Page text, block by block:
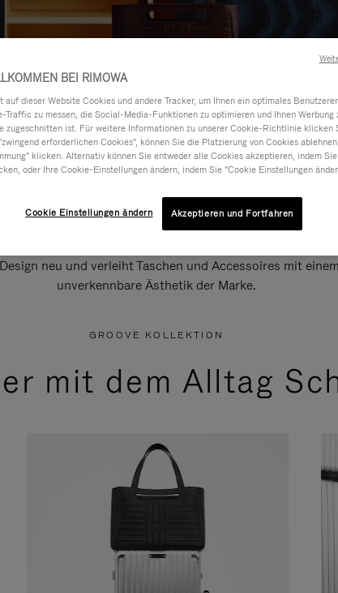
neu und verleiht Taschen und Accessoires mit
unverkennbare Ästhetik der Marke.
GROOVE KOLLEKTION
mit dem Alltag
BEI RIMOWA
auf dieser Website Cookies und andere Tracker, um Ihnen ein optimales
Traffic zu messen, die Social-Media-Funktionen zu optimieren und Ihnen Werbung
zugeschnitten ist. Für weitere Informationen zu unserer Cookie-Richtlinie klicken
erforderlichen Cookies", können Sie die Platzierung von Cookies
klicken. Alternativ können Sie entweder alle Cookies akzeptieren, indem
oder Ihre Cookie-Einstellungen ändern, indem Sie "Cookie Einstellungen
Cookie Einstellungen ändern Akzeptieren und Fortfahren